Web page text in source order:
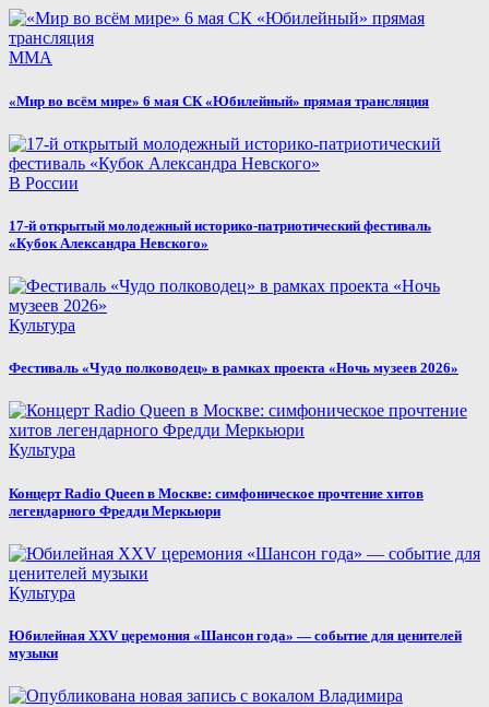
MMA
«Мир во всём мире» 6 мая СК «Юбилейный» прямая трансляция
В России
17-й открытый молодежный историко-патриотический фестиваль
«Кубок Александра Невского»
Культура
Фестиваль «Чудо полководец» в рамках проекта «Ночь музеев 2026»
Культура
Концерт Radio Queen в Москве: симфоническое прочтение хитов
легендарного Фредди Меркьюри
Культура
Юбилейная XXV церемония «Шансон года» — событие для ценителей
музыки